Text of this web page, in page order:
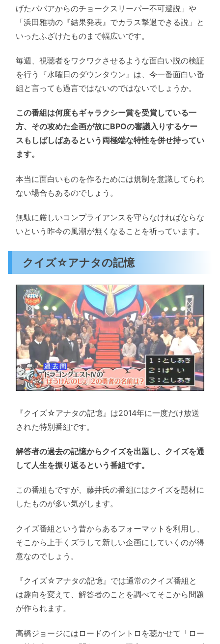
げたババアからのチョークスリーパー不可避説」や
「浜田雅功の『結果発表』でカラス撃退できる説」と
いったふざけたものまで幅広いです。
毎週、視聴者をワクワクさせるような面白い説の検証
を行う『水曜日のダウンタウン』は、今一番面白い番
組と言っても過言ではないのではないでしょうか。
この番組は何度もギャラクシー賞を受賞している一
方、その攻めた企画が故にBPOの審議入りするケー
スもしばしばあるという両極端な特性を併せ持ってい
ます。
本当に面白いものを作るためには規制を意識してられ
ない場合もあるのでしょう。
無駄に厳しいコンプライアンスを守らなければならな
いという昨今の風潮が無くなることを祈っています。
クイズ☆アナタの記憶
『クイズ☆アナタの記憶』は2014年に一度だけ放送
された特別番組です。
解答者の過去の記憶からクイズを出題し、クイズを通
して人生を振り返るという番組です。
この番組もですが、藤井氏の番組にはクイズを題材に
したものが多い気がします。
クイズ番組という昔からあるフォーマットを利用し、
そこから上手くズラして新しい企画にしていくのが得
意なのでしょう。
『クイズ☆アナタの記憶』では通常のクイズ番組と
は趣向を変えて、解答者のことを調べてそこから問題
が作られます。
高橋ジョージにはロードのイントロを聴かせて「ロー